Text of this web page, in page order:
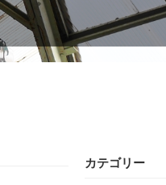
カテゴリー